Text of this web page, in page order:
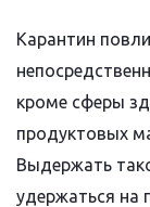
Карантин
кроме сферы
продуктовых
Выдержать
удержаться на